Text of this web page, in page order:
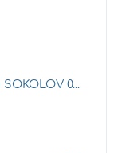
0...